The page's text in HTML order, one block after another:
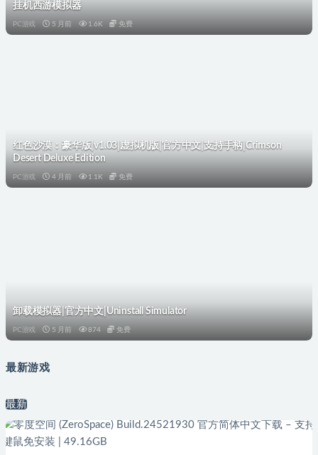
挂机西游模拟器
PC游戏 5 月前 1.6K 免费
红色沙漠：豪华版|v1.03|虚拟机版|官方中文|支持手柄|Crimson
Desert Deluxe Edition
PC游戏 4 月前 1.1K 免费
卸载模拟器|官方中文|Uninstall Simulator
PC游戏 5 月前 874 免费
最新游戏
最新